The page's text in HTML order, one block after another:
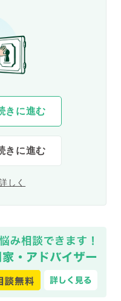
しく
きに進む
きに進む